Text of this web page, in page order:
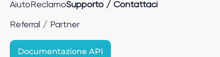
Aiuto ReclamoSupporto / Contattaci
Referral / Partner
Documentazione API